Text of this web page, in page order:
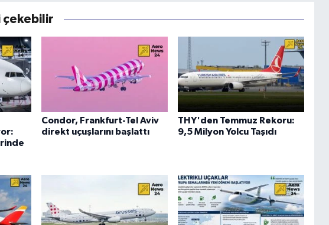
çekebilir
Condor, Frankfurt-Tel Aviv
direkt uçuşlarını başlattı
THY'den Temmuz Rekoru:
9,5 Milyon Yolcu Taşıdı